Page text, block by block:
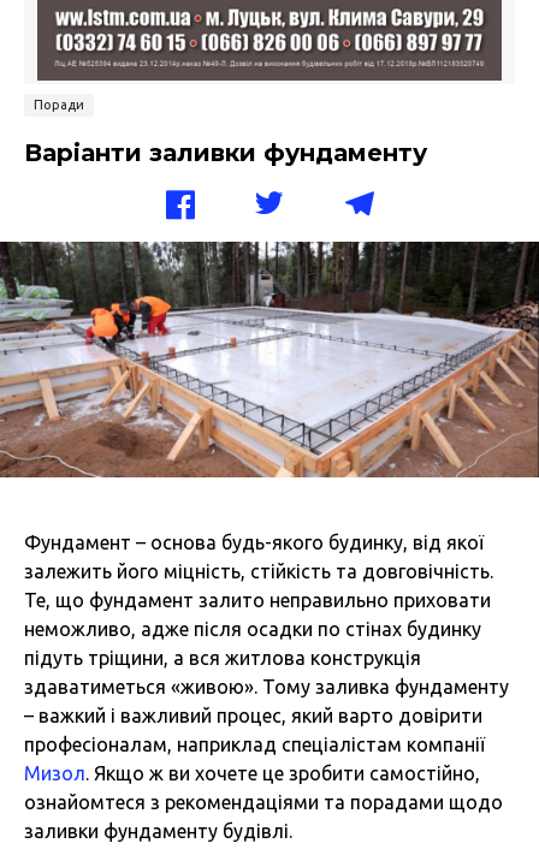
Поради
Варіанти заливки фундаменту
Фундамент – основа будь-якого будинку, від якої
залежить його міцність, стійкість та довговічність.
Те, що фундамент залито неправильно приховати
неможливо, адже після осадки по стінах будинку
підуть тріщини, а вся житлова конструкція
здаватиметься «живою». Тому заливка фундаменту
– важкий і важливий процес, який варто довірити
професіоналам, наприклад спеціалістам компанії
Мизол. Якщо ж ви хочете це зробити самостійно,
ознайомтеся з рекомендаціями та порадами щодо
заливки фундаменту будівлі.